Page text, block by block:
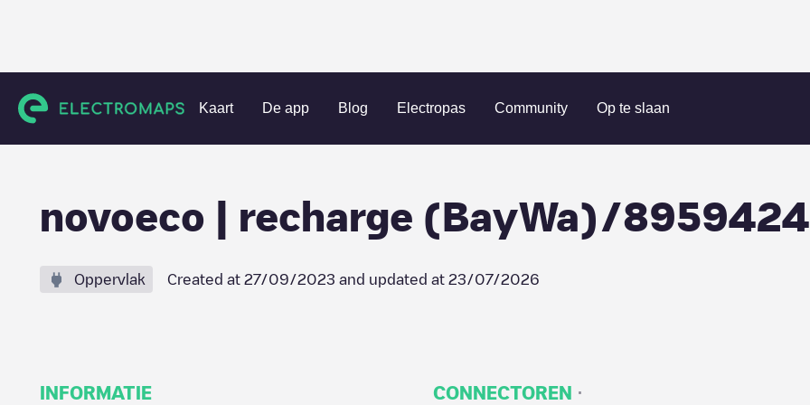
Kaart De app Blog Electropas Community Op te slaan
Charging stations België Liège Sankt Vith novoeco | recharge (BayWa)/89594242
novoeco | recharge (BayWa)/
Oppervlak Created at 27/09/2023 and updated at 23/07/2026
INFORMATIE CONNECTOREN ·